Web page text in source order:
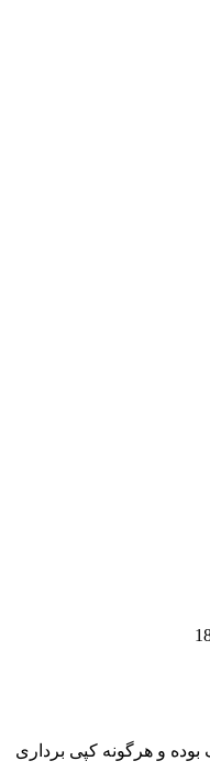
و هرگونه کپی برداری